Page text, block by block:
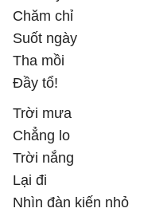
Chăm chỉ
Suốt ngày
Tha mồi
Đầy tổ!
Trời mưa
Chẳng lo
Trời nắng
Lại đi
Nhìn đàn kiến nhỏ